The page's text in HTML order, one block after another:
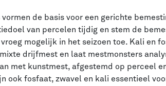
vormen de basis voor een gerichte
van percelen tijdig en stem de
mogelijk in het seizoen toe. Kali en
drijfmest en laat mestmonsters
met kunstmest, afgestemd op perceel
ook fosfaat, zwavel en kali essentieel